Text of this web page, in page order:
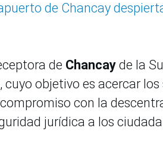
de Chancay
de Chancay de la
cuyo objetivo es acercar
con la
jurídica a los